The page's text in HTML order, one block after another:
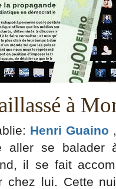
à
Henri Guaino
aller se
il se fait
chez lui. Cette